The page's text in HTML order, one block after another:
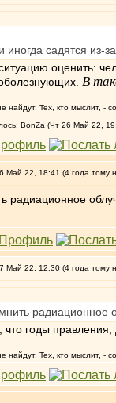
иногда садятся из-
оценить:
В
найдут. Тех, кто мыслит,
BonZa (Чт 26 Май 22,
Май 22, 18:41 (4 года тому
Май 22, 12:30 (4 года тому
радиационное
что годы
найдут. Тех, кто мыслит,